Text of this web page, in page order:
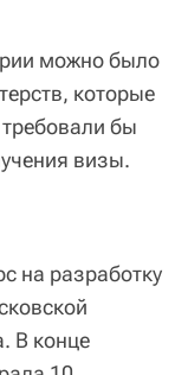
можно было
которые
бы
визы.
на разработку
В конце